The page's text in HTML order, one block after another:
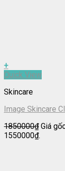
+
Quick View
Skincare
Image Skincare
1850000₫ Giá
1550000₫.